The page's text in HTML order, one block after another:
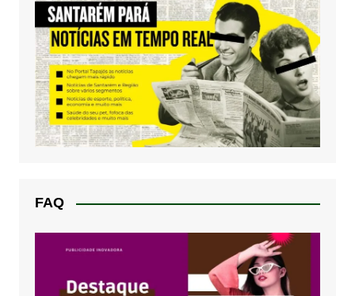
FAQ